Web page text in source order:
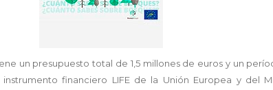
un presupuesto total de 1,5 millones de euros y un
financiero LIFE de la Unión Europea y del